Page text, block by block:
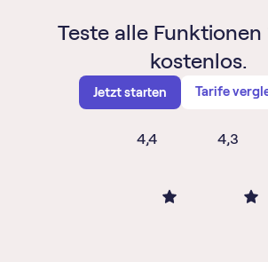
Teste alle Funktionen
kostenlos.
Jetzt starten Tarife
4,4 4,3